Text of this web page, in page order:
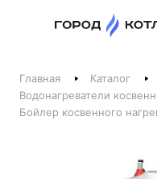
Телефоны
+375 44 511-06-41
Главная Каталог
Водонагреватели
Бойлер косвенного